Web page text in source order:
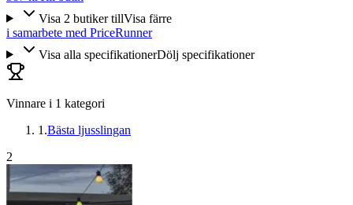
Visa 2 butiker tillVisa färre
i samarbete med PriceRunner
Visa alla specifikationerDölj specifikationer
Vinnare i 1 kategori
1 .Bästa ljusslingan
2